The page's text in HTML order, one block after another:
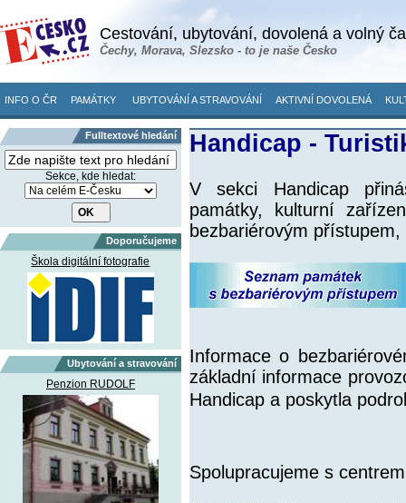
Cestování, ubytování, dovolená a volný
Čechy, Morava, Slezsko - to je naše Česko
INFO O ČR PAMÁTKY UBYTOVÁNÍ A STRAVOVÁNÍ AKTIVNÍ DOVOLENÁ
Fulltextové hledání
Sekce, kde hledat:
Doporučujeme
Škola digitální fotografie
Ubytování a stravování
Penzion RUDOLF
Handicap -
V sekci Handicap
památky, kulturní
bezbariérovým
Informace o
základní informace
Handicap a poskytla
Spolupracujeme s